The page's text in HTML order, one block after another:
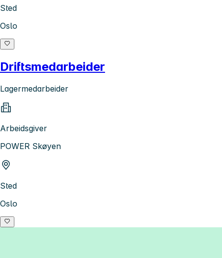
Sted
Oslo
Driftsmedarbeider
Lagermedarbeider
Arbeidsgiver
POWER Skøyen
Sted
Oslo